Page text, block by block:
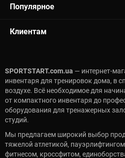
Популярное
Клиентам
SPORTSTART.com.ua — интернет-
инвентаря для тренировок дома, в
воздухе. Всё необходимое для
от компактного инвентаря до
оборудования для тренажерных
студий.
Мы предлагаем широкий выбор
тяжелой атлетикой,
фитнесом, кроссфитом,